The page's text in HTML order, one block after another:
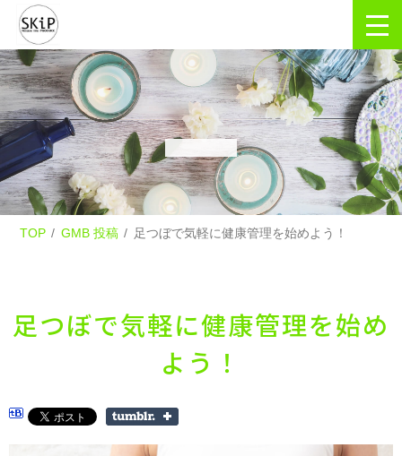
TOP GMB 投稿 足つぼで気軽に健康管理を始めよう！
足つぼで気軽に健康管理を始め
よう！